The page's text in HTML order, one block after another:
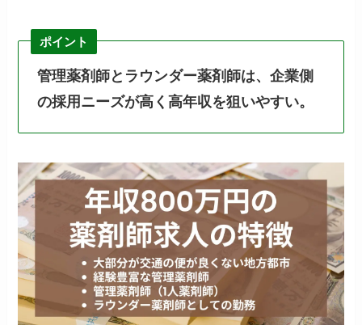
ポイント
管理薬剤師とラウンダー薬剤師は、企業側
の採用ニーズが高く高年収を狙いやすい。